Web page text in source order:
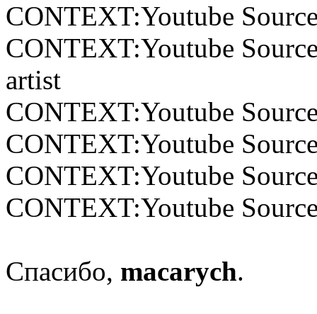
CONTEXT:Youtube
CONTEXT:Youtube
artist
CONTEXT:Youtube
CONTEXT:Youtube
CONTEXT:Youtube
CONTEXT:Youtube
Спасибо, macarych.